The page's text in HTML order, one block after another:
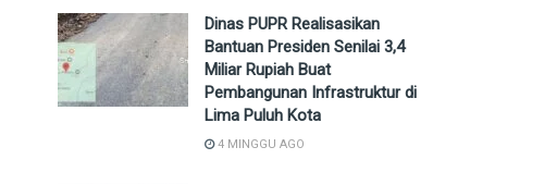
Dinas PUPR Realisasikan
Bantuan Presiden Senilai 3,4
Miliar Rupiah Buat
Pembangunan Infrastruktur di
Lima Puluh Kota
4 MINGGU AGO